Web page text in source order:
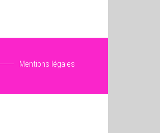
Mentions légales